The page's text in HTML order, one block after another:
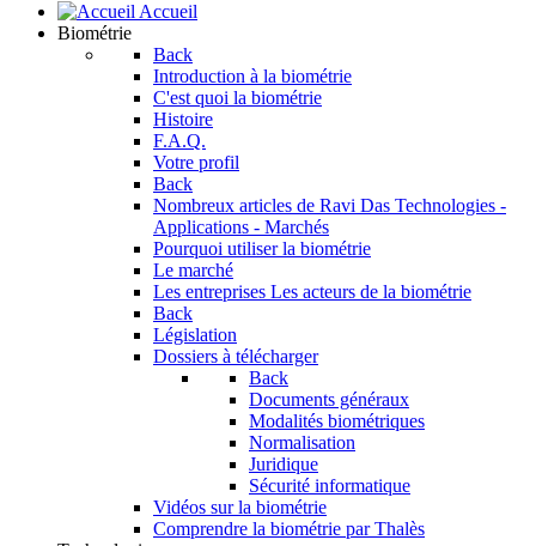
Accueil
Biométrie
Back
Introduction à la biométrie
C'est quoi la biométrie
Histoire
F.A.Q.
Votre profil
Back
Nombreux articles de Ravi Das Technologies -
Applications - Marchés
Pourquoi utiliser la biométrie
Le marché
Les entreprises Les acteurs de la biométrie
Back
Législation
Dossiers à télécharger
Back
Documents généraux
Modalités biométriques
Normalisation
Juridique
Sécurité informatique
Vidéos sur la biométrie
Comprendre la biométrie par Thalès